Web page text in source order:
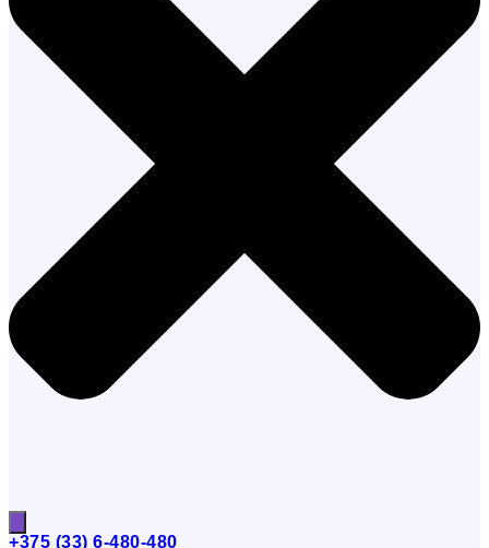
+375 (33) 6-480-480